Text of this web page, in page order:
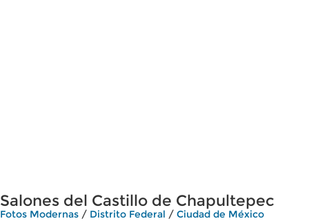
Salones del Castillo de Chapultepec
Fotos Modernas / Distrito Federal / Ciudad de México